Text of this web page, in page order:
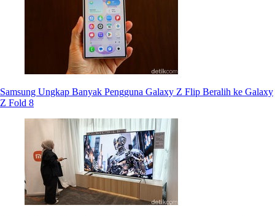
Samsung Ungkap Banyak Pengguna Galaxy Z Flip Beralih ke Galaxy
Z Fold 8